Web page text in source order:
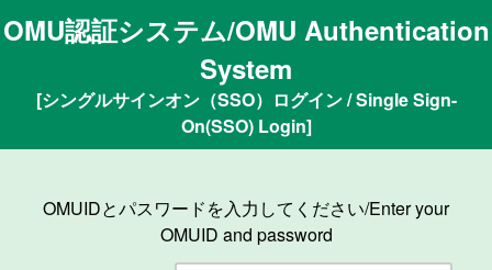
OMU認証システム/OMU Authentication
System
[シングルサインオン（SSO）ログイン / Single Sign-
On(SSO) Login]
OMUIDとパスワードを入力してください/Enter your
OMUID and password